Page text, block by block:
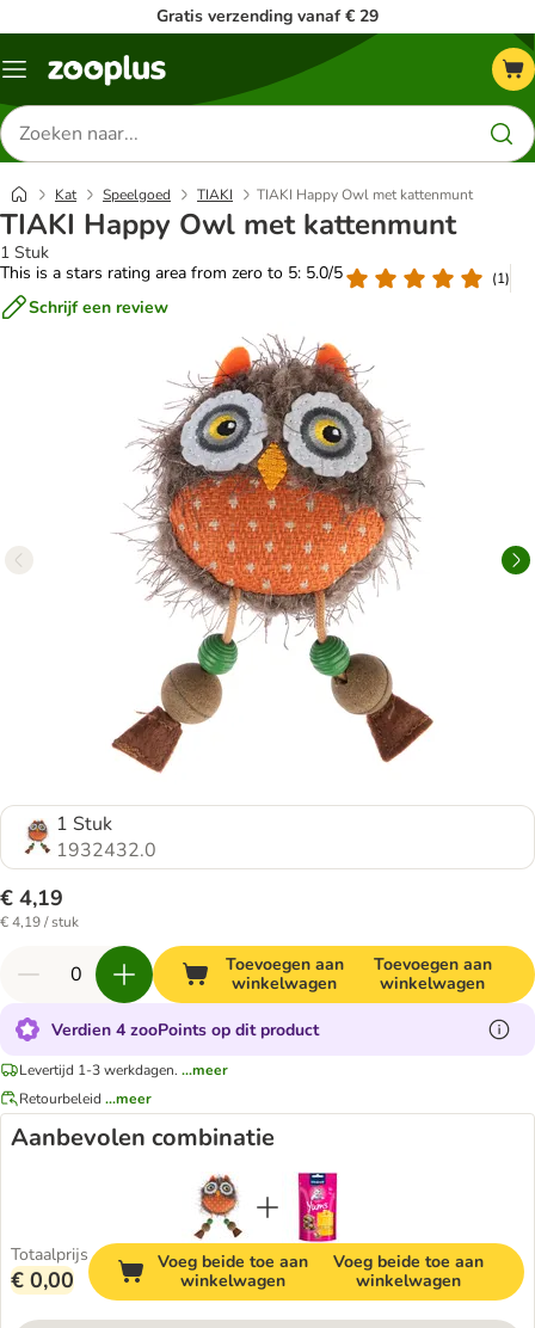
Gratis verzending vanaf € 29
Menu
Zoeken
naar
producten
Kat Speelgoed TIAKI TIAKI Happy Owl met kattenmunt
TIAKI Happy Owl met kattenmunt
1 Stuk
This is a stars rating area from zero to 5: 5.0/5
(1)
Schrijf een review
1 Stuk
1932432.0
€ 4,19
€ 4,19 / stuk
Toevoegen aan
winkelwagen
Toevoegen aan
winkelwagen
Verdien 4 zooPoints op dit product
Levertijd 1-3 werkdagen. ...meer
Retourbeleid ...meer
Aanbevolen combinatie
Totaalprijs
€ 0,00
Voeg beide toe aan
winkelwagen
Voeg beide toe aan
winkelwagen